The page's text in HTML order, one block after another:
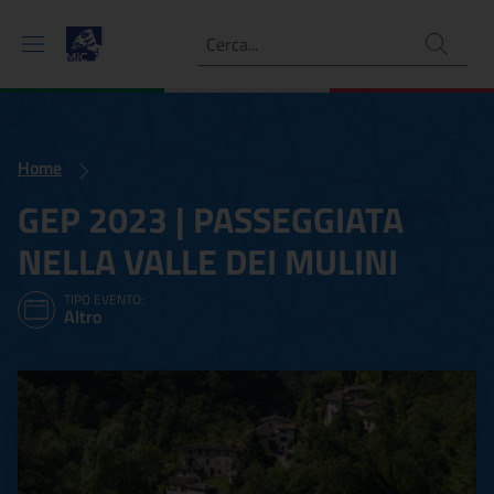
Ricerca
Home
GEP 2023 | PASSEGGIATA
NELLA VALLE DEI MULINI
TIPO EVENTO:
Altro
GEP 2023 |